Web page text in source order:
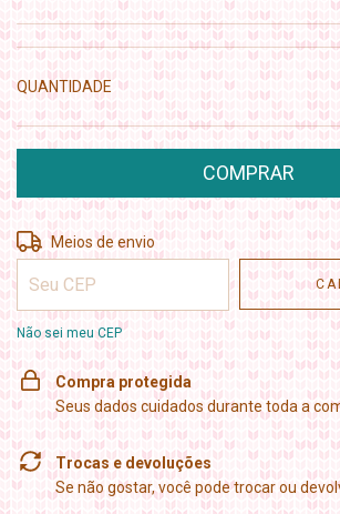
QUANTIDADE
Entregas para o CEP:
Meios de envio
Não sei meu CEP
Compra protegida
Seus dados cuidados durante toda a
Trocas e devoluções
Se não gostar, você pode trocar ou